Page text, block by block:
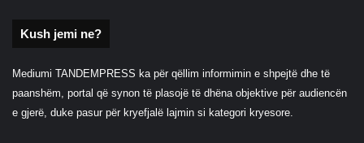
Kush jemi ne?
Mediumi TANDEMPRESS ka për qëllim informimin e shpejtë dhe të
paanshëm, portal që synon të plasojë të dhëna objektive për audiencën
e gjerë, duke pasur për kryefjalë lajmin si kategori kryesore.